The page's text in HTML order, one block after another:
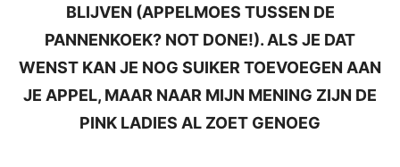
BLIJVEN (APPELMOES TUSSEN DE
PANNENKOEK? NOT DONE!). ALS JE DAT
WENST KAN JE NOG SUIKER TOEVOEGEN AAN
JE APPEL, MAAR NAAR MIJN MENING ZIJN DE
PINK LADIES AL ZOET GENOEG